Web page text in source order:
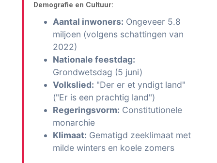
Demografie en Cultuur:
Aantal inwoners: Ongeveer 5.8
miljoen (volgens schattingen van
2022)
Nationale feestdag:
Grondwetsdag (5 juni)
Volkslied: "Der er et yndigt land"
("Er is een prachtig land")
Regeringsvorm: Constitutionele
monarchie
Klimaat: Gematigd zeeklimaat met
milde winters en koele zomers